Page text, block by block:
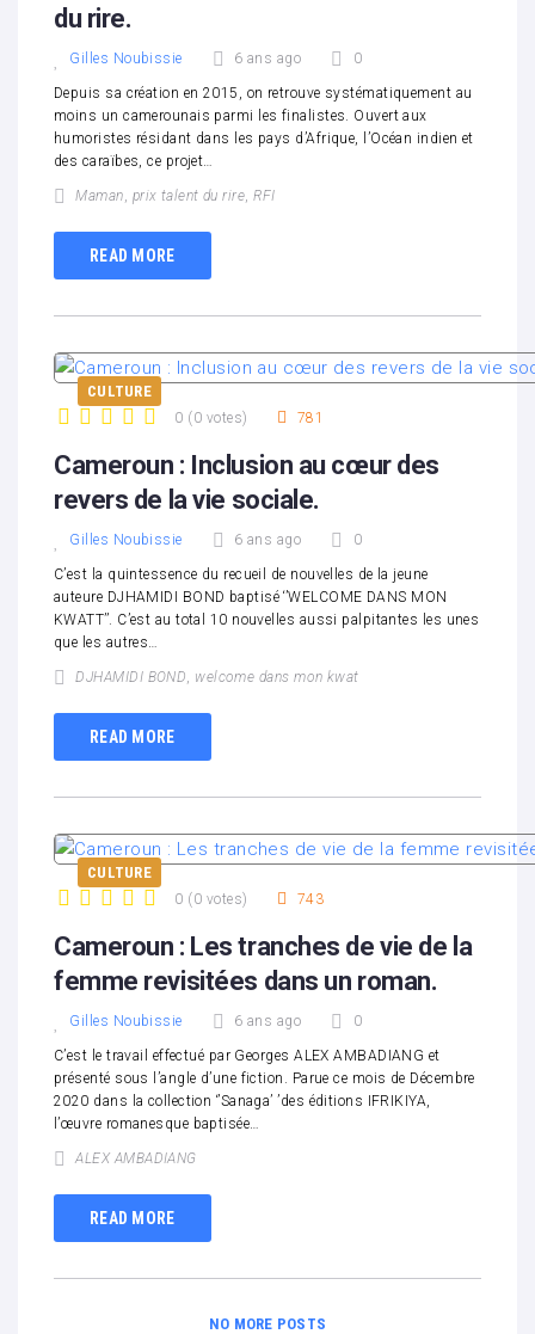
du rire.
Gilles Noubissie 6 ans ago 0
Depuis sa création en 2015, on retrouve systématiquement au
moins un camerounais parmi les finalistes. Ouvert aux
humoristes résidant dans les pays d’Afrique, l’Océan indien et
des caraïbes, ce projet…
Maman, prix talent du rire,RFI
READ MORE
CULTURE
0 ( 0 votes) 781
Cameroun : Inclusion au cœur des
revers de la vie sociale.
Gilles Noubissie 6 ans ago 0
C’est la quintessence du recueil de nouvelles de la jeune
auteure DJHAMIDI BOND baptisé ‘’WELCOME DANS MON
KWATT’’. C’est au total 10 nouvelles aussi palpitantes les unes
que les autres…
DJHAMIDI BOND, welcome dans mon kwat
READ MORE
CULTURE
0 ( 0 votes) 743
Cameroun : Les tranches de vie de la
femme revisitées dans un roman.
Gilles Noubissie 6 ans ago 0
C’est le travail effectué par Georges ALEX AMBADIANG et
présenté sous l’angle d’une fiction. Parue ce mois de Décembre
2020 dans la collection ‘’Sanaga’ ’des éditions IFRIKIYA,
l’œuvre romanesque baptisée…
ALEX AMBADIANG
READ MORE
NO MORE POSTS